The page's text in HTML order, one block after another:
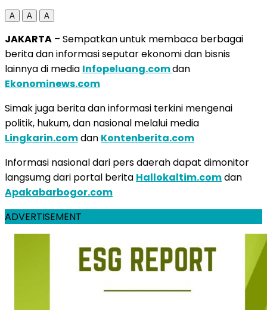
A A A
JAKARTA – Sempatkan untuk membaca berbagai
berita dan informasi seputar ekonomi dan bisnis
lainnya di media Infopeluang.comdan
Ekonominews.com
Simak juga berita dan informasi terkini mengenai
politik, hukum, dan nasional melalui media
Lingkarin.comdan Kontenberita.com
Informasi nasional dari pers daerah dapat dimonitor
langsumg dari portal berita Hallokaltim.comdan
Apakabarbogor.com
ADVERTISEMENT